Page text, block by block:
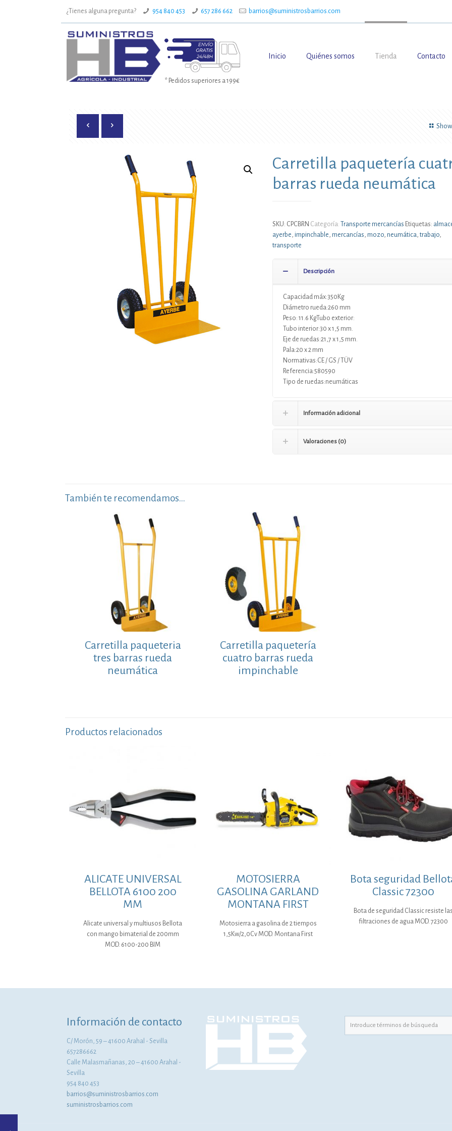
¿Tienes alguna pregunta? 954 840 453 657 286 662 barrios@suministrosbarrios.com
* Pedidos superiores a 199€
Inicio Quiénes somos Tienda Contacto
Carretilla paquetería
barras rueda neumática
SKU: CPCBRN Categoría: Transporte mercancías Etiquetas:
ayerbe, impinchable, mercancías, mozo, neumática, trabajo,
transporte
Descripción
Capacidad máx:350Kg
Diámetro rueda:260 mm
Peso: 11.6 KgTubo exterior:
Tubo interior:30 x 1,5 mm.
Eje de ruedas:21,7 x 1,5 mm.
Pala:20 x 2 mm
Normativas:CE / GS / TÜV
Referencia:580590
Tipo de ruedas:neumáticas
Información adicional
Valoraciones (0)
También te recomendamos…
Carretilla paqueteria
tres barras rueda
neumática
Carretilla paquetería
cuatro barras rueda
impinchable
Productos relacionados
ALICATE UNIVERSAL
BELLOTA 6100 200
MM
Alicate universal y multiusos Bellota
con mango bimaterial de 200mm
MOD. 6100-200 BIM
MOTOSIERRA
GASOLINA GARLAND
MONTANA FIRST
Motosierra a gasolina de 2 tiempos
1,5Kw/2,0Cv MOD. Montana First
Bota seguridad
Classic 72300
Bota de seguridad Classic resiste
filtraciones de agua MOD. 72300
Información de contacto
C/ Morón, 59 – 41600 Arahal - Sevilla
657286662
Calle Malasmañanas, 20 – 41600 Arahal -
Sevilla
954 840 453
barrios@suministrosbarrios.com
suministrosbarrios.com